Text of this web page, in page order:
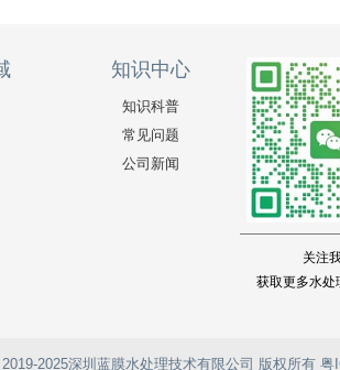
知识中心
知识科普
常见问题
公司新闻
关注
获取更多水处
2025深圳蓝膜水处理技术有限公司 版权所有 粤